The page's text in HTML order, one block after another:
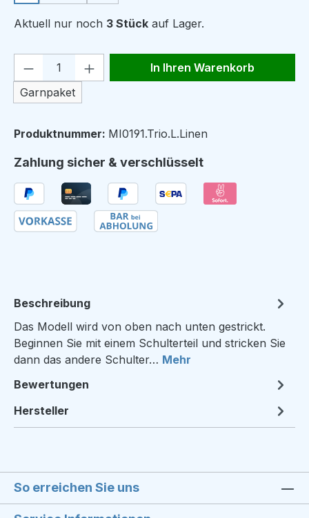
Aktuell nur noch 3 Stück auf Lager.
Produkt Anzahl: Gib den
Garnpaket
In Ihren Warenkorb
Produktnummer: MI0191.Trio.L.Linen
Zahlung sicher & verschlüsselt
Beschreibung
Das Modell wird von oben nach unten gestrickt.
Beginnen Sie mit einem Schulterteil und stricken Sie
dann das andere Schulter… Mehr
Bewertungen
Hersteller
So erreichen Sie uns